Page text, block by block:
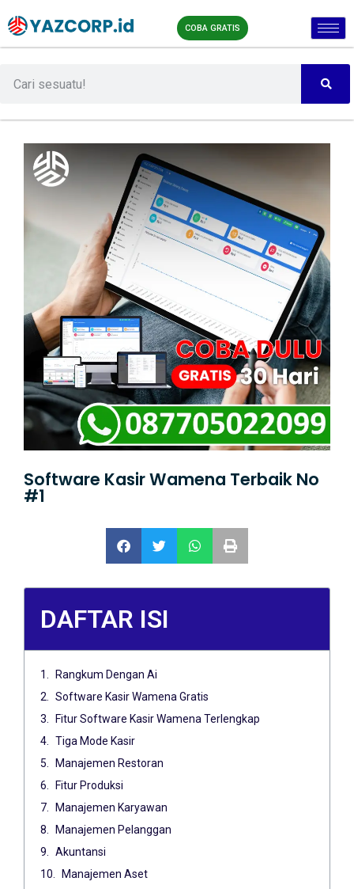
COBA GRATIS
Software Kasir Wamena Terbaik No
#1
DAFTAR ISI
Rangkum Dengan Ai
Software Kasir Wamena Gratis
Fitur Software Kasir Wamena Terlengkap
Tiga Mode Kasir
Manajemen Restoran
Fitur Produksi
Manajemen Karyawan
Manajemen Pelanggan
Akuntansi
Manajemen Aset